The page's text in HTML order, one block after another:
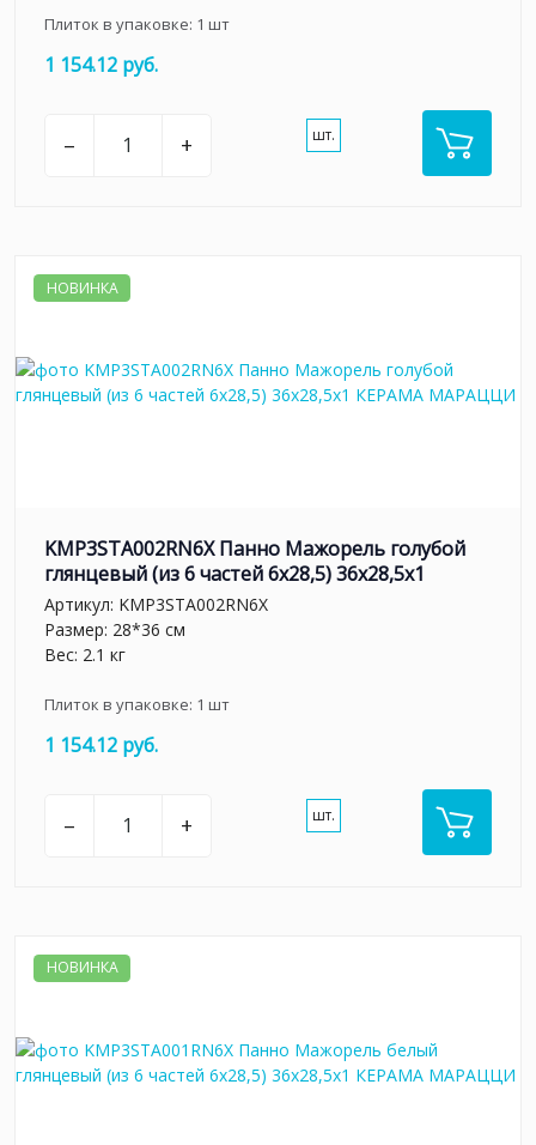
Плиток в упаковке: 1 шт
1 154.12 руб.
– + шт.
НОВИНКА
KMP3STA002RN6X Панно Мажорель голубой
глянцевый (из 6 частей 6х28,5) 36x28,5x1
Артикул: KMP3STA002RN6X
Размер: 28*36 см
Вес: 2.1 кг
Плиток в упаковке: 1 шт
1 154.12 руб.
– + шт.
НОВИНКА